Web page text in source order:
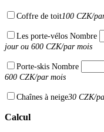
Coffre de toit100 CZK/
Les porte-vélos Nombre
jour ou 600 CZK/par mois
Porte-skis Nombre
600 CZK/par mois
Chaînes à neige30 CZK/
Calcul